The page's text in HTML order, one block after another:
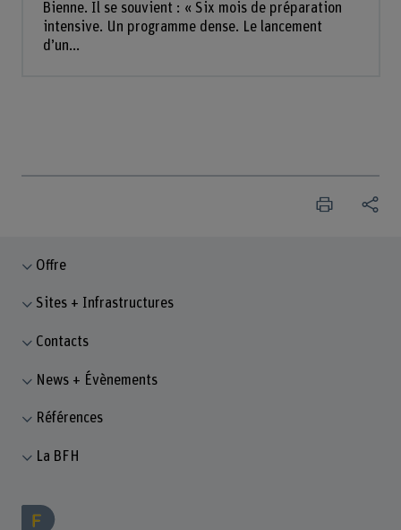
Bienne. Il se souvient : « Six mois de préparation
intensive. Un programme dense. Le lancement
d’un...
Offre
Sites + Infrastructures
Contacts
News + Évènements
Références
La BFH